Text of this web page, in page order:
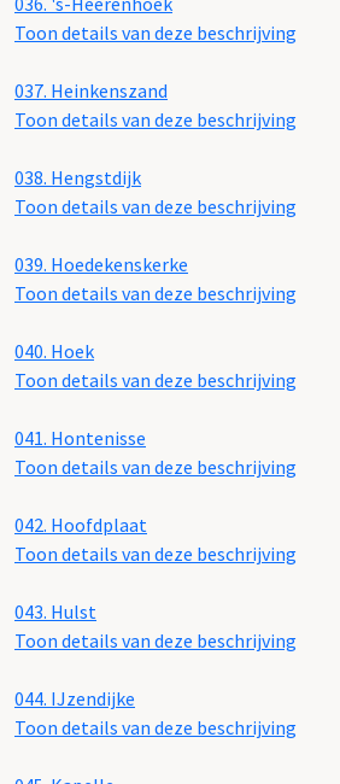
Toon details van deze beschrijving
037. Heinkenszand
Toon details van deze beschrijving
038. Hengstdijk
Toon details van deze beschrijving
039. Hoedekenskerke
Toon details van deze beschrijving
040. Hoek
Toon details van deze beschrijving
041. Hontenisse
Toon details van deze beschrijving
042. Hoofdplaat
Toon details van deze beschrijving
043. Hulst
Toon details van deze beschrijving
044. IJzendijke
Toon details van deze beschrijving